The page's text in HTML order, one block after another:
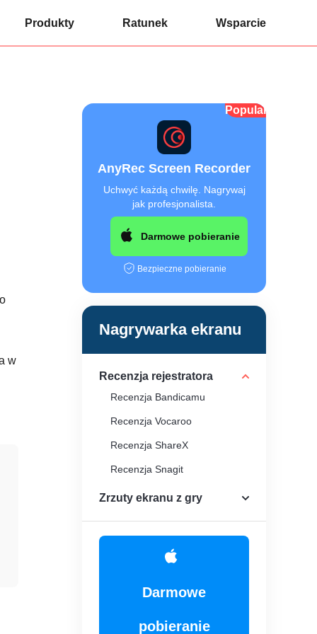
Produkty Ratunek Wsparcie
Popularny
AnyRec Screen Recorder
Uchwyć każdą chwilę. Nagrywaj
jak profesjonalista.
Darmowe pobieranie
Bezpieczne pobieranie
Nagrywarka ekranu
Recenzja rejestratora
Recenzja Bandicamu
Recenzja Vocaroo
Recenzja ShareX
Recenzja Snagit
Zrzuty ekranu z gry
Darmowe
pobieranie
w